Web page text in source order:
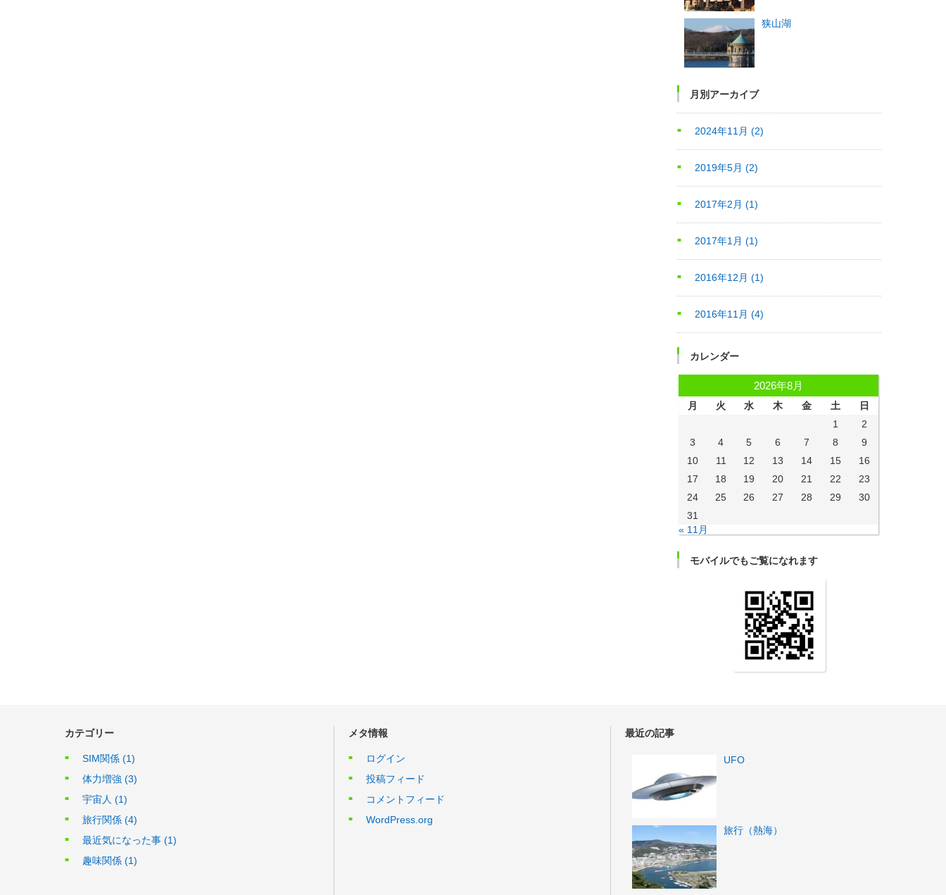
狭山湖
月別アーカイブ
2024年11月 (2)
2019年5月 (2)
2017年2月 (1)
2017年1月 (1)
2016年12月 (1)
2016年11月 (4)
カレンダー
2026年8月
月 火 水 木 金 土
日
1
2
3
4 5 6 7 8
9
10
11 12 13 14 15
16
17
18 19 20 21 22
23
24
25 26 27 28 29
30
31
« 11月
モバイルでもご覧になれます
カテゴリー
SIM関係 (1)
体力増強 (3)
宇宙人 (1)
旅行関係 (4)
最近気になった事 (1)
趣味関係 (1)
メタ情報
ログイン
投稿フィード
コメントフィード
WordPress.org
最近の記事
UFO
旅行（熱海）